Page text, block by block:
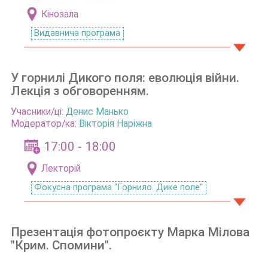
Кінозала
Видавнича програма
17:00 - 18:00
Лекторій
Фокусна програма "Горнило. Дике поле"
У горнилі Дикого поля: еволюція війни.
Лекція з обговоренням.
Учасники/ці: Денис Манько
Модератор/ка: Вікторія Наріжна
Презентація фотопроєкту Марка Мілова
"Крим. Спомини".